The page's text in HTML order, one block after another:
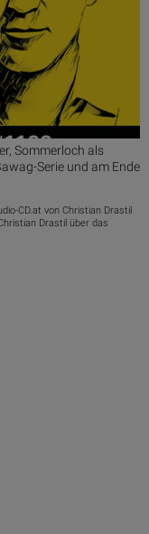
Sommerloch als
Serie und am Ende
CD.at von Christian Drastil
Drastil über das